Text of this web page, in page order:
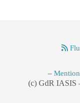
–
(c) GdR IASIS